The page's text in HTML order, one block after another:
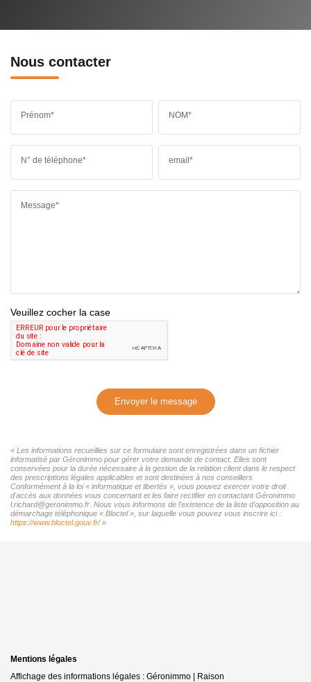
Nous contacter
Prénom* NOM*
N° de téléphone* email*
Message*
Veuillez cocher la case
Envoyer le message
« Les informations recueillies sur ce formulaire sont enregistrées dans un fichier
informatisé par Géronimmo pour gérer votre demande de contact. Elles sont
conservées pour la durée nécessaire à la gestion de la relation client dans le respect
des prescriptions légales applicables et sont destinées à nos conseillers
Conformément à la loi « informatique et libertés », vous pouvez exercer votre droit
d'accès aux données vous concernant et les faire rectifier en contactant Géronimmo
l.richard@geronimmo.fr. Nous vous informons de l'existence de la liste d'opposition au
démarchage téléphonique « Bloctel », sur laquelle vous pouvez vous inscrire ici :
https://www.bloctel.gouv.fr/»
Mentions légales
Affichage des informations légales : Géronimmo | Raison